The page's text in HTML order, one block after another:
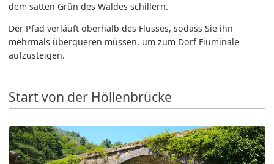
dem satten Grün des Waldes schillern.
Der Pfad verläuft oberhalb des Flusses, sodass Sie ihn
mehrmals überqueren müssen, um zum Dorf Fiuminale
aufzusteigen.
Start von der Höllenbrücke